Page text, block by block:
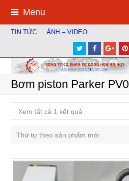
Menu
TIN TỨC ẢNH – VIDEO
TwitterFacebook
Plus
Bơm piston Parker
Xem tất cả 1 kết quả
Thứ tự theo sản phẩm mới